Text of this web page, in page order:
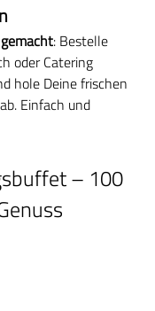
: Bestelle
oder Catering
hole Deine frischen
Einfach und
– 100